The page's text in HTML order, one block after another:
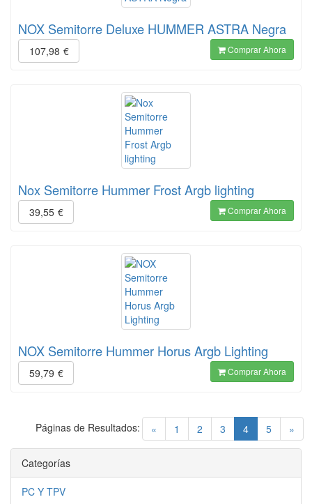
NOX Semitorre Deluxe HUMMER ASTRA Negra
107,98 € Comprar Ahora
Nox Semitorre Hummer Frost Argb lighting
39,55 € Comprar Ahora
NOX Semitorre Hummer Horus Argb Lighting
59,79 € Comprar Ahora
« 1 2 3 4(current)
5 »
Páginas de Resultados:
Categorías
PC Y TPV